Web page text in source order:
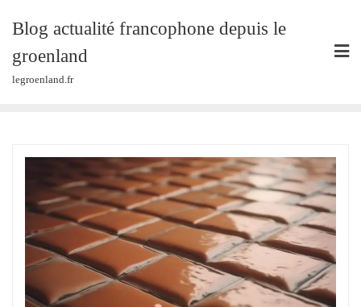
content
Blog actualité francophone depuis le
groenland
legroenland.fr